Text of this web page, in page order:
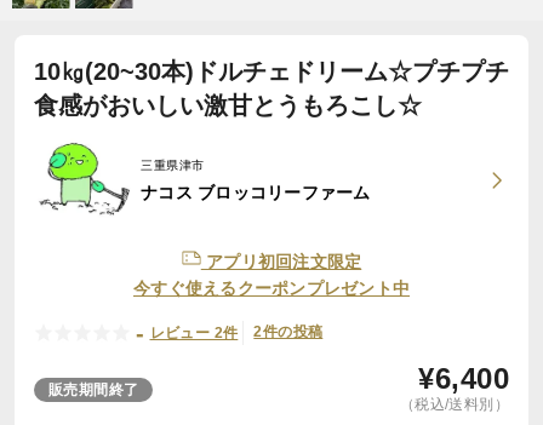
10㎏(20~30本)ドルチェドリーム☆プチプチ
食感がおいしい激甘とうもろこし☆
三重県津市
ナコス ブロッコリーファーム
アプリ初回注文限定
今すぐ使えるクーポンプレゼント中
- レビュー 2件 2件の投稿
販売期間終了 ¥6,400
（税込/送料別）